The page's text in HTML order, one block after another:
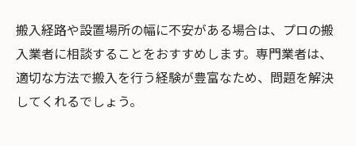
搬入経路や設置場所の幅に不安がある場合は、プロの搬
入業者に相談することをおすすめします。専門業者は、
適切な方法で搬入を行う経験が豊富なため、問題を解決
してくれるでしょう。